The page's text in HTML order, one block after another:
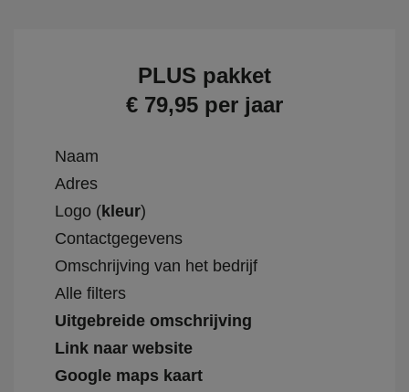
PLUS pakket
€ 79,95 per jaar
Naam
Adres
Logo (kleur)
Contactgegevens
Omschrijving van het bedrijf
Alle filters
Uitgebreide omschrijving
Link naar website
Google maps kaart